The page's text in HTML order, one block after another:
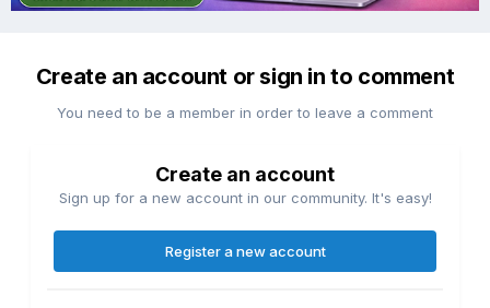
Create an account or sign in to comment
You need to be a member in order to leave a comment
Create an account
Sign up for a new account in our community. It's easy!
Register a new account